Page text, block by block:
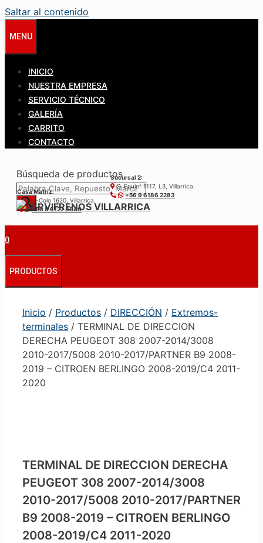
Saltar al contenido
MENU
INICIO
NUESTRA EMPRESA
SERVICIO TÉCNICO
GALERÍA
CARRITO
CONTACTO
Búsqueda de productos
Casa Matríz:
Colo-Colo 1620, Villarrica.
+56 9 6122 3840
Sucursal 2:
S. Epulef 1117, L3, Villarrica.
+56 9 6186 2283
0
PRODUCTOS
Inicio / Productos / DIRECCIÓN / Extremos-
terminales / TERMINAL DE DIRECCION
DERECHA PEUGEOT 308 2007-2014/3008
2010-2017/5008 2010-2017/PARTNER B9 2008-
2019 – CITROEN BERLINGO 2008-2019/C4 2011-
2020
TERMINAL DE DIRECCION DERECHA
PEUGEOT 308 2007-2014/3008
2010-2017/5008 2010-2017/PARTNER
B9 2008-2019 – CITROEN BERLINGO
2008-2019/C4 2011-2020